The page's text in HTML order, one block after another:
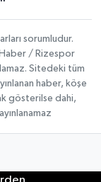
sorumludur.
/ Rizespor
Sitedeki tüm
haber, köşe
gösterilse dahi,